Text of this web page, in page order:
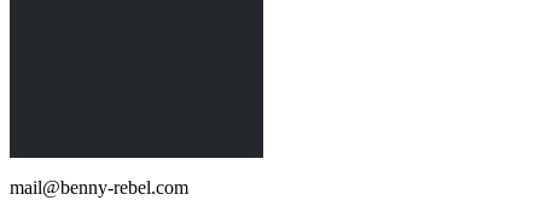
mail@benny-rebel.com